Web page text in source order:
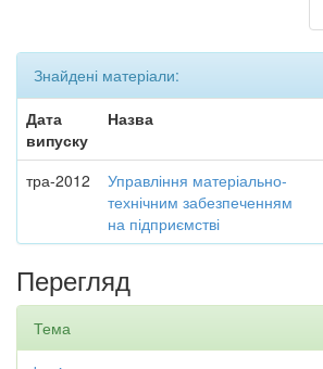
Знайдені матеріали:
Дата
випуску
Назва
тра-2012
Управління матеріально-
технічним забезпеченням
на підприємстві
Перегляд
Тема